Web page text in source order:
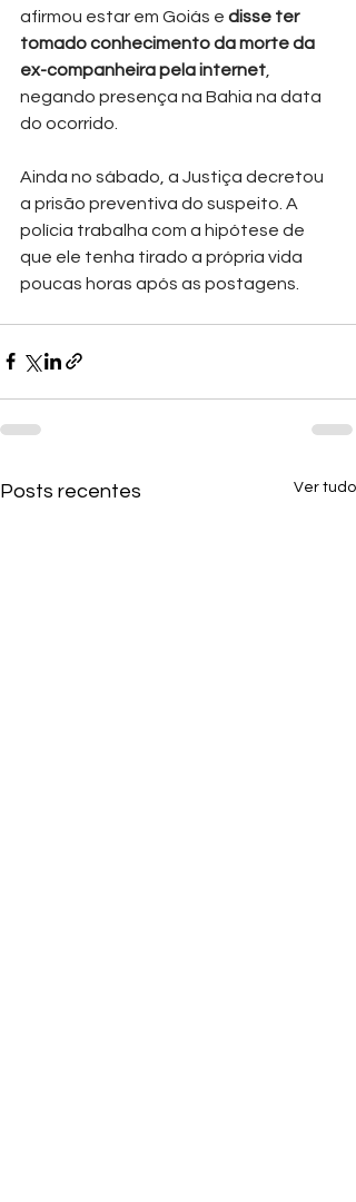
afirmou estar em Goiás e disse ter
tomado conhecimento da morte da
ex-companheira pela internet
negando presença na Bahia na data
do ocorrido.
Ainda no sábado, a Justiça decretou
a prisão preventiva do suspeito. A
polícia trabalha com a hipótese de
que ele tenha tirado a própria vida
poucas horas após as postagens.
Posts recentes Ver tudo